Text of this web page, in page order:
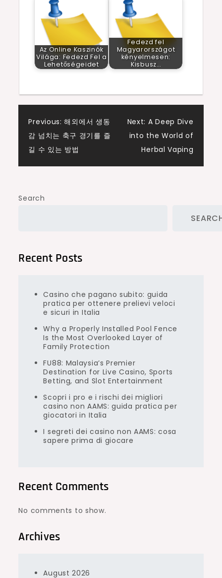
Az Online Kaszinók
Világa: Fedezd Fel a
Lehetőségeidet
Fedezd fel
Magyarországot
kényelmesen:
Kisbusz…
Post
navigation
Previous: 해외에서 생동
감 넘치는 축구 경기를 즐
길 수 있는 방법
Next: A Deep Dive
into the World of
Herbal Vaping
Search
Recent Posts
Casino che pagano subito: guida
pratica per ottenere prelievi veloci
e sicuri in Italia
Why a Properly Installed Pool Fence
Is the Most Overlooked Layer of
Family Protection
FU88: Malaysia’s Premier
Destination for Live Casino, Sports
Betting, and Slot Entertainment
Scopri i pro e i rischi dei migliori
casino non AAMS: guida pratica per
giocatori in Italia
I segreti dei casino non AAMS: cosa
sapere prima di giocare
Recent Comments
No comments to show.
Archives
August 2026